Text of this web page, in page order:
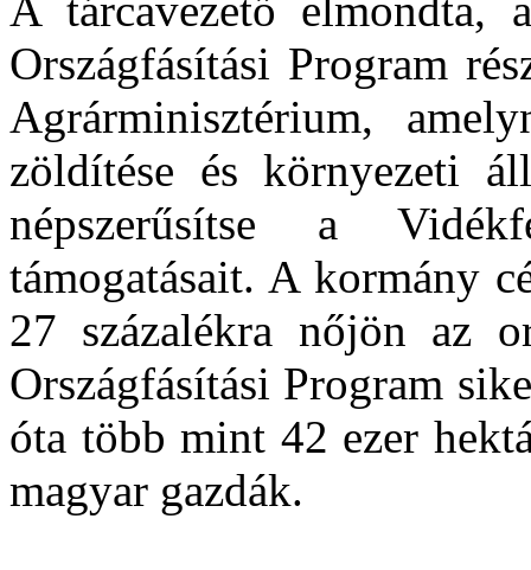
A tárcavezető elmondta,
Országfásítási Program
Agrárminisztérium,
zöldítése és környezeti
népszerűsítse a
támogatásait. A kormány
27 százalékra nőjön az
Országfásítási Program
óta több mint 42 ezer
magyar gazdák.